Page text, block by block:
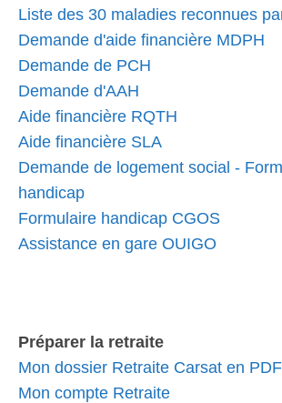
Liste des 30 maladies reconnues
Demande d'aide financière MDPH
Demande de PCH
Demande d'AAH
Aide financière RQTH
Aide financière SLA
Demande de logement social -
handicap
Formulaire handicap CGOS
Assistance en gare OUIGO
Préparer la retraite
Mon dossier Retraite Carsat en PDF
Mon compte Retraite